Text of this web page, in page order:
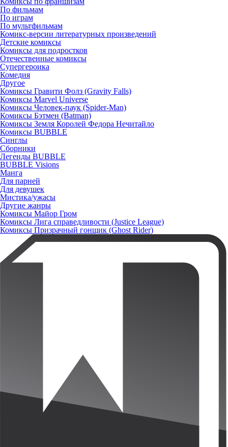
По фильмам
По играм
По мультфильмам
Комикс-версии литературных произведений
Детские комиксы
Комиксы для подростков
Отечественные комиксы
Супергероика
Комедия
Другое
Комиксы Гравити Фолз (Gravity Falls)
Комиксы Marvel Universe
Комиксы Человек-паук (Spider-Man)
Комиксы Бэтмен (Batman)
Комиксы Земля Королей Федора Нечитайло
Комиксы BUBBLE
Синглы
Сборники
Легенды BUBBLE
BUBBLE Visions
Манга
Для парней
Для девушек
Мистика/ужасы
Другие жанры
Комиксы Майор Гром
Комиксы Лига справедливости (Justice League)
Комиксы Призрачный гонщик (Ghost Rider)